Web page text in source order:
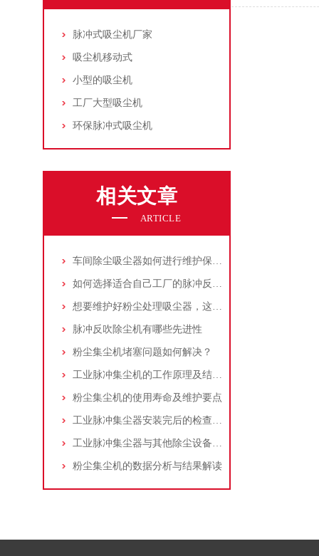
脉冲式吸尘机厂家
吸尘机移动式
小型的吸尘机
工厂大型吸尘机
环保脉冲式吸尘机
相关文章
ARTICLE
车间除尘吸尘器如何进行维护保养？
如何选择适合自己工厂的脉冲反吹工业集尘器
想要维护好粉尘处理吸尘器，这几个措施真的很重要！
脉冲反吹除尘机有哪些先进性
粉尘集尘机堵塞问题如何解决？
工业脉冲集尘机的工作原理及结构特点说明
粉尘集尘机的使用寿命及维护要点
工业脉冲集尘器安装完后的检查工作详解
工业脉冲集尘器与其他除尘设备的比较
粉尘集尘机的数据分析与结果解读